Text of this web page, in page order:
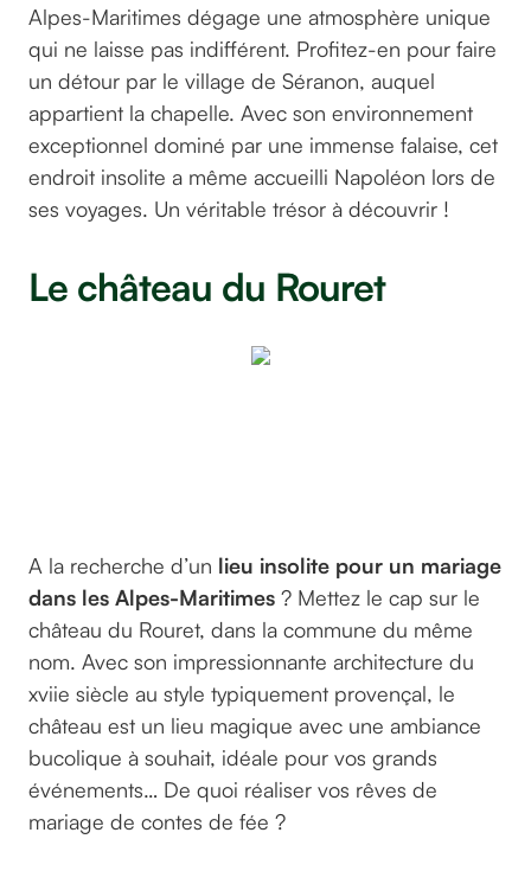
Alpes-Maritimes dégage une atmosphère unique
qui ne laisse pas indifférent. Profitez-en pour faire
un détour par le village de Séranon, auquel
appartient la chapelle. Avec son environnement
exceptionnel dominé par une immense falaise, cet
endroit insolite a même accueilli Napoléon lors de
ses voyages. Un véritable trésor à découvrir !
Le château du Rouret
A la recherche d’un lieu insolite pour un mariage
dans les Alpes-Maritimes ? Mettez le cap sur le
château du Rouret, dans la commune du même
nom. Avec son impressionnante architecture du
xviie siècle au style typiquement provençal, le
château est un lieu magique avec une ambiance
bucolique à souhait, idéale pour vos grands
événements… De quoi réaliser vos rêves de
mariage de contes de fée ?